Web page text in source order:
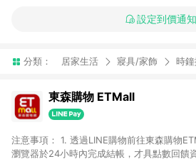
設定到價通知
分類： 居家生活 寢具/家飾 時
東森購物 ETMall
注意事項： 1. 透過LINE購物前往東森購物
瀏覽器於24小時內完成結帳，才具點數回饋